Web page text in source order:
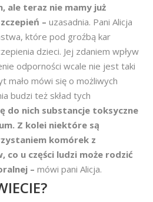
ale teraz nie mamy już
– uzasadnia. Pani Alicja
które pod groźbą kar
dzieci. Jej zdaniem wpływ
odporności wcale nie jest taki
mało mówi się o możliwych
budzi też skład tych
do nich substancje toksyczne
Z kolei niektóre są
komórek z
co u części ludzi może rodzić
– mówi pani Alicja.